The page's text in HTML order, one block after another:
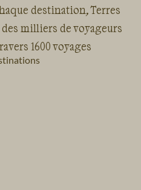
destination, Terres
milliers de voyageurs
1600 voyages